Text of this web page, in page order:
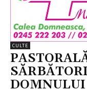
CULTE
DOMNULUI